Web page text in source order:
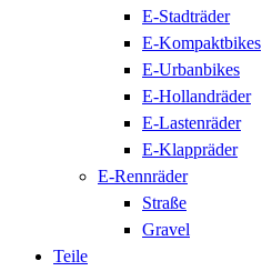
E-Stadträder
E-Kompaktbikes
E-Urbanbikes
E-Hollandräder
E-Lastenräder
E-Klappräder
E-Rennräder
Straße
Gravel
Teile